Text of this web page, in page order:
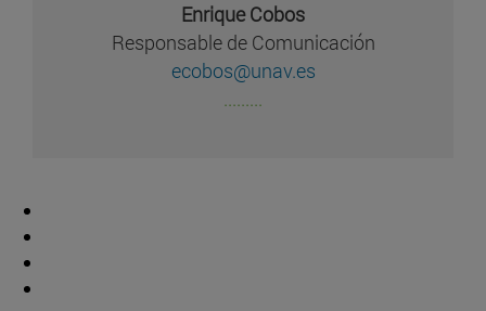
Enrique Cobos
Responsable de Comunicación
ecobos@unav.es
.........